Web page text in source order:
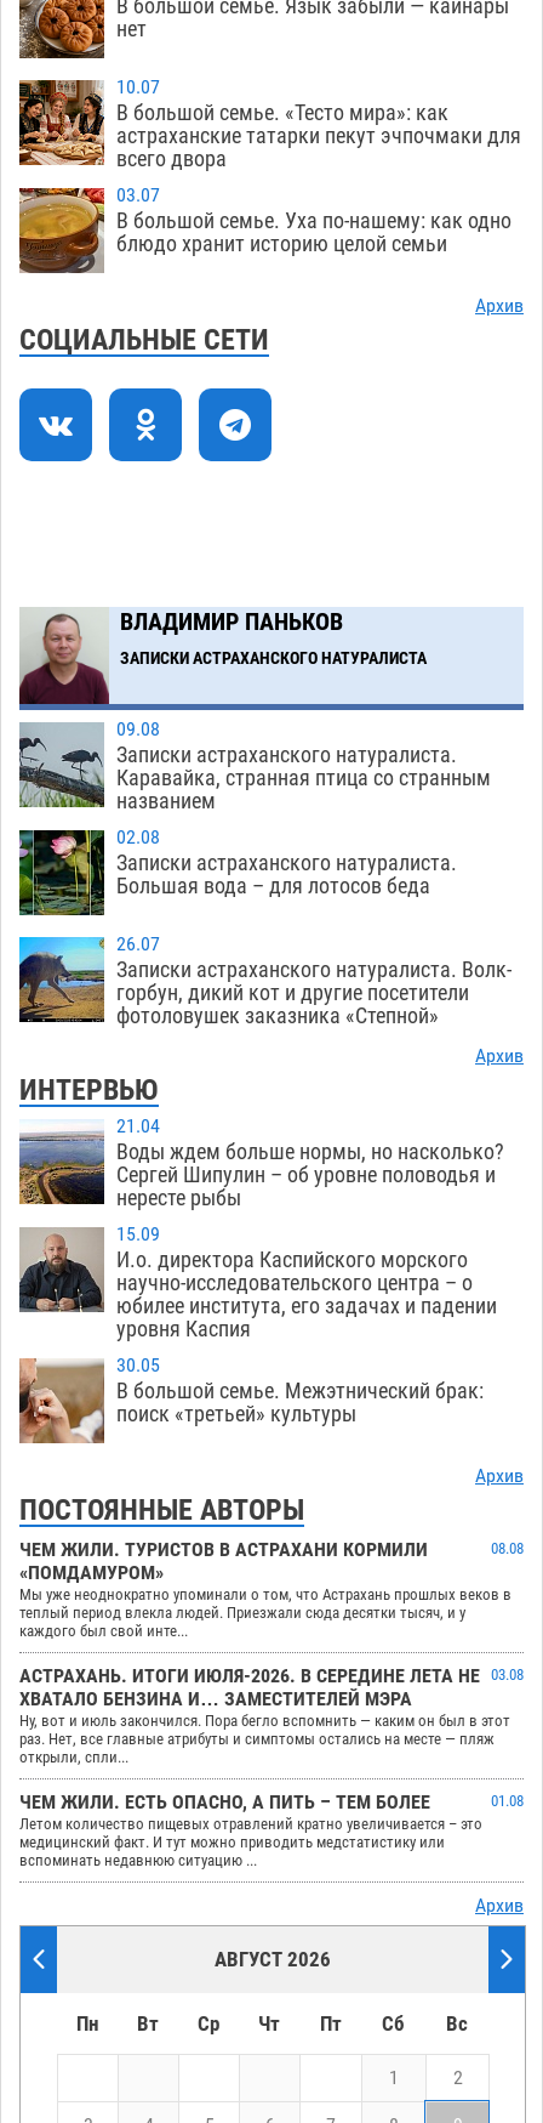
учителям физкультуры Камызякского района
15:32
Ветеран из Астрахани отметил столетний
юбилей
08.08 653
Погибший на Донбассе волонтер из Астрахани
стал героем мурала
13:10
Подросток, перебегавший дорогу вне
745
получить зарплату за честный труд
В большой семье. Язык забыли — кайнары
нет
10.07
В большой семье. «Тесто мира»: как
астраханские татарки пекут эчпочмаки для
всего двора
03.07
В большой семье. Уха по-нашему: как одно
блюдо хранит историю целой семьи
Архив
СОЦИАЛЬНЫЕ СЕТИ
ВЛАДИМИР ПАНЬКОВ
ЗАПИСКИ АСТРАХАНСКОГО НАТУРАЛИСТА
09.08
Записки астраханского натуралиста.
Каравайка, странная птица со странным
названием
02.08
Записки астраханского натуралиста.
Большая вода – для лотосов беда
26.07
Записки астраханского натуралиста. Волк-
горбун, дикий кот и другие посетители
фотоловушек заказника «Степной»
Архив
ИНТЕРВЬЮ
21.04
Воды ждем больше нормы, но насколько?
Сергей Шипулин – об уровне половодья и
нересте рыбы
15.09
И.о. директора Каспийского морского
научно-исследовательского центра – о
юбилее института, его задачах и падении
уровня Каспия
30.05
В большой семье. Межэтнический брак:
поиск «третьей» культуры
Архив
ПОСТОЯННЫЕ АВТОРЫ
ЧЕМ ЖИЛИ. ТУРИСТОВ В АСТРАХАНИ КОРМИЛИ
«ПОМДАМУРОМ»
08.08
Мы уже неоднократно упоминали о том, что Астрахань прошлых веков в
теплый период влекла людей. Приезжали сюда десятки тысяч, и у
каждого был свой инте...
АСТРАХАНЬ. ИТОГИ ИЮЛЯ-2026. В СЕРЕДИНЕ ЛЕТА НЕ
ХВАТАЛО БЕНЗИНА И… ЗАМЕСТИТЕЛЕЙ МЭРА
03.08
Ну, вот и июль закончился. Пора бегло вспомнить — каким он был в этот
раз. Нет, все главные атрибуты и симптомы остались на месте — пляж
открыли, спли...
ЧЕМ ЖИЛИ. ЕСТЬ ОПАСНО, А ПИТЬ – ТЕМ БОЛЕЕ
01.08
Летом количество пищевых отравлений кратно увеличивается – это
медицинский факт. И тут можно приводить медстатистику или
вспоминать недавнюю ситуацию ...
Архив
АВГУСТ 2026
Пн Вт Ср Чт Пт Сб Вс
1 2